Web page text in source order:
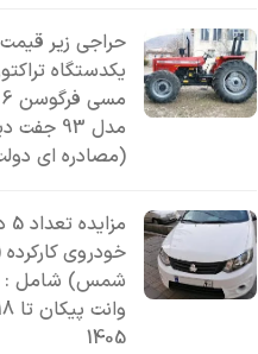
حراجی زیر قیمت
مدل 93
(مصادره ای
خودروی
شمس) شامل :
1405